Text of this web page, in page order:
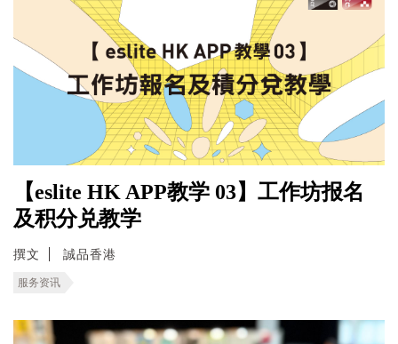
【eslite HK APP教学 03】工作坊报名
及积分兑教学
撰文 誠品香港
服务资讯